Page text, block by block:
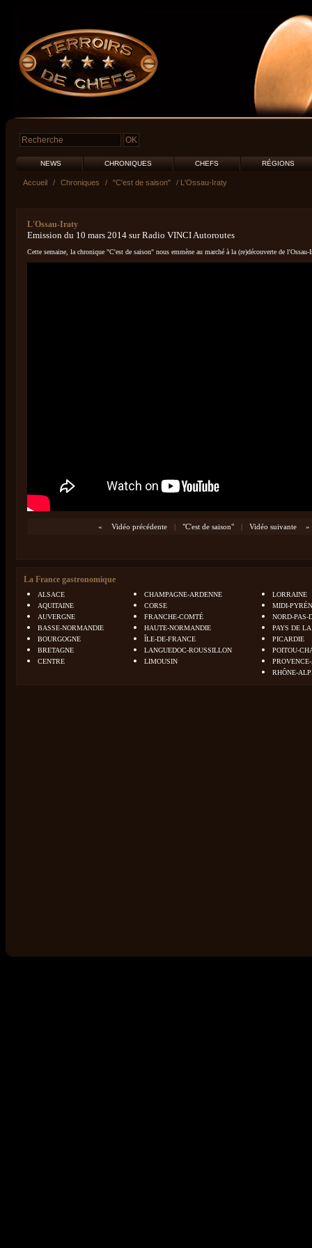
NEWS CHRONIQUES CHEFS RÉGIONS
Accueil / Chroniques / "C'est de saison" / L'Ossau-Iraty
L'Ossau-Iraty
Emission du 10 mars 2014 sur Radio VINCI Autoroutes
Cette semaine, la chronique "C'est de saison" nous emmène au marché à la (re)découverte de
« Vidéo précédente | "C'est de saison" | Vidéo suivante »
La France gastronomique
ALSACE
AQUITAINE
AUVERGNE
BASSE-NORMANDIE
BOURGOGNE
BRETAGNE
CENTRE
CHAMPAGNE-ARDENNE
CORSE
FRANCHE-COMTÉ
HAUTE-NORMANDIE
ÎLE-DE-FRANCE
LANGUEDOC-ROUSSILLON
LIMOUSIN
LORRAINE
MIDI-
NORD-PAS-
PAYS DE
PICARDIE
POITOU-
RHÔNE-